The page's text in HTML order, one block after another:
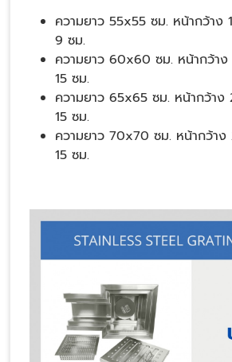
ความยาว 55x55 ซม. หน้ากว้าง
9 ซม.
ความยาว 60x60 ซม. หน้ากว้า
15 ซม.
ความยาว 65x65 ซม. หน้ากว้า
15 ซม.
ความยาว 70x70 ซม. หน้ากว้า
15 ซม.